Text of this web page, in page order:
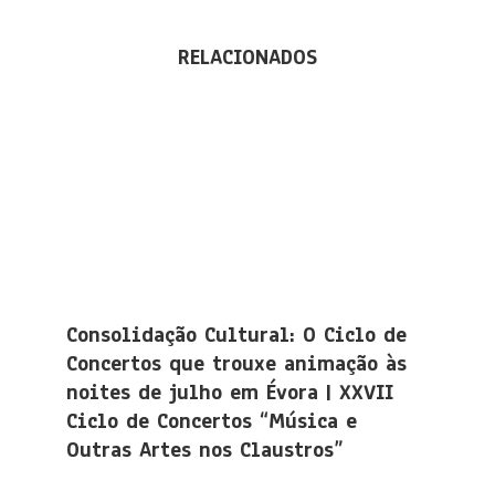
RELACIONADOS
Consolidação Cultural: O Ciclo de
Concertos que trouxe animação às
noites de julho em Évora | XXVII
Ciclo de Concertos “Música e
Outras Artes nos Claustros”